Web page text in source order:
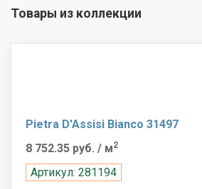
Товары из коллекции
Pietra D'Assisi Bianco 31497
8 752.35 руб. / м2
Артикул: 281194